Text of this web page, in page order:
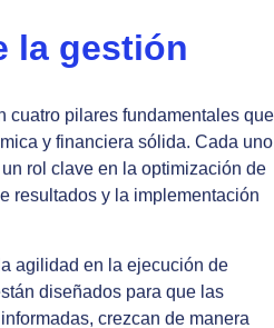
la gestión
cuatro pilares fundamentales que
y financiera sólida. Cada uno
rol clave en la optimización de
resultados y la implementación
agilidad en la ejecución de
diseñados para que las
crezcan de manera